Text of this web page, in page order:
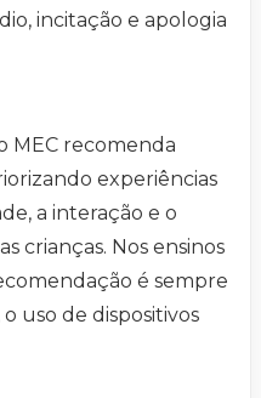
incitação e apologia
MEC recomenda
experiências
a interação e o
crianças. Nos ensinos
é sempre
uso de dispositivos